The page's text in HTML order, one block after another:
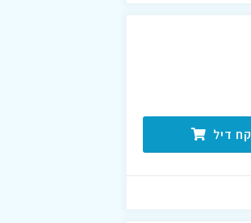
קח דיל